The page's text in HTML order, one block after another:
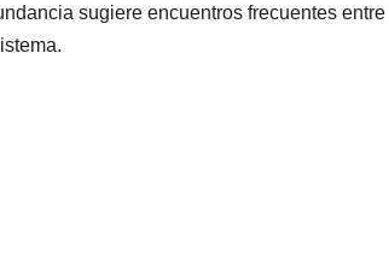
sugiere encuentros frecuentes entre